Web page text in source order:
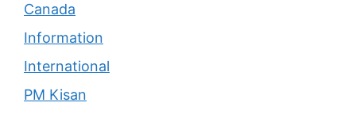
Canada
Information
International
PM Kisan